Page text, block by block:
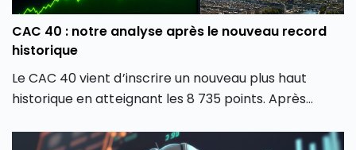
CAC 40 : notre analyse après le nouveau record
historique
Le CAC 40 vient d’inscrire un nouveau plus haut
historique en atteignant les 8 735 points. Après
parisien semble avoir retrouvé une dynamique